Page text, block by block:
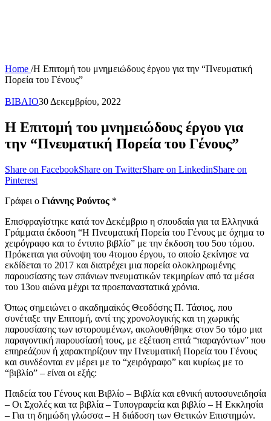
Home /Η Επιτομή του μνημειώδους έργου για την “Πνευματική
Πορεία του Γένους”
ΒΙΒΛΙΟ30 Δεκεμβρίου, 2022
Η Επιτομή του μνημειώδους έργου για
την “Πνευματική Πορεία του Γένους”
Share on FacebookShare on TwitterShare on LinkedinShare on
Pinterest
Γράφει ο Γιάννης Ρούντος *
Επισφραγίστηκε κατά τον Δεκέμβριο η σπουδαία για τα Ελληνικά
Γράμματα έκδοση “Η Πνευματική Πορεία του Γένους με όχημα το
χειρόγραφο και το έντυπο βιβλίο” με την έκδοση του 5ου τόμου.
Πρόκειται για σύνοψη του 4τομου έργου, το οποίο ξεκίνησε να
εκδίδεται το 2017 και διατρέχει μια πορεία ολοκληρωμένης
παρουσίασης των σπάνιων πνευματικών τεκμηρίων από τα μέσα
του 13ου αιώνα μέχρι τα προεπαναστατικά χρόνια.
Όπως σημειώνει ο ακαδημαϊκός Θεοδόσης Π. Τάσιος, που
συνέταξε την Επιτομή, αντί της χρονολογικής και τη χωρικής
παρουσίασης των ιστορουμένων, ακολουθήθηκε στον 5ο τόμο μια
παραγοντική παρουσίασή τους, με εξέταση επτά “παραγόντων” που
επηρεάζουν ή χαρακτηρίζουν την Πνευματική Πορεία του Γένους
και συνδέονται εν μέρει με το “χειρόγραφο” και κυρίως με το
“βιβλίο” – είναι οι εξής:
Παιδεία του Γένους και Βιβλίο – Βιβλία και εθνική αυτοσυνειδησία
– Οι Σχολές και τα βιβλία – Tυπογραφεία και βιβλίο – Η Εκκλησία
– Για τη δημώδη γλώσσα – Η διάδοση των Θετικών Επιστημών.